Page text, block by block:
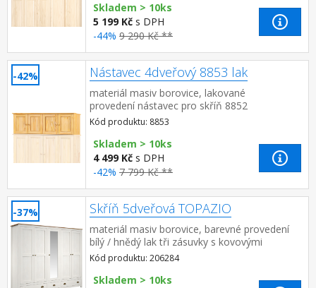
Skladem > 10ks
5 199 Kč s DPH
-44% 9 290 Kč **
-42% Nástavec 4dveřový 8853 lak
materiál masiv borovice, lakované
provedení nástavec pro skříň 8852
Kód produktu: 8853
Skladem > 10ks
4 499 Kč s DPH
-42% 7 799 Kč **
-37% Skříň 5dveřová TOPAZIO
materiál masiv borovice, barevné provedení
bílý / hnědý lak tři zásuvky s kovovými
úchytkami a pojezdy v levé části 3 police, ve
střední a p...
Kód produktu: 206284
Skladem > 10ks